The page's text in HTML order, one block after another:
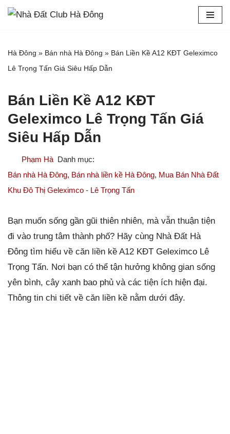
Hà Đông » Bán nhà Hà Đông » Bán Liền Kề A12 KĐT Geleximco
Lê Trọng Tấn Giá Siêu Hấp Dẫn
Bán Liền Kề A12 KĐT
Geleximco Lê Trọng Tấn Giá
Siêu Hấp Dẫn
Phạm Hà
Bán nhà Hà Đông, Bán nhà liền kề Hà Đông, Mua Bán Nhà Đất
Khu Đô Thị Geleximco - Lê Trọng Tấn
Bạn muốn sống gần gũi thiên nhiên, mà vẫn thuận tiện
đi vào trung tâm thành phố? Hãy cùng Nhà Đất Hà
Đông tìm hiểu về căn liền kề A12 KĐT Geleximco Lê
Trọng Tấn. Nơi bạn có thể tận hưởng không gian sống
yên bình, cây xanh bao phủ và các tiện ích hiện đại.
Thông tin chi tiết về căn liền kề nằm dưới đây.